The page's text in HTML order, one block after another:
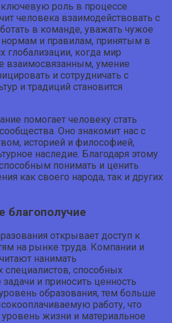
ключевую роль в процессе
человека взаимодействовать с
в команде, уважать чужое
и правилам, принятым в
глобализации, когда мир
взаимосвязанным, умение
и сотрудничать с
и традиций становится
помогает человеку стать
Оно знакомит нас с
историей и философией,
наследие. Благодаря этому
понимать и ценить
как своего народа, так и других
благополучие
открывает доступ к
на рынке труда. Компании и
нанимать
способных
и приносить ценность
образования, тем больше
работу, что
жизни и материальное